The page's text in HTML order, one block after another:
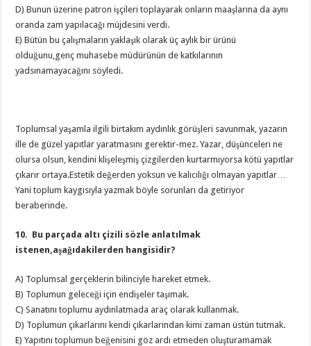
D) Bunun üzerine patron işçileri toplayarak onların maaşlarına da aynı
oranda zam yapılacağı müjdesini verdi.
E) Bütün bu çalışmaların yaklaşık olarak üç aylık bir ürünü
olduğunu,genç muhasebe müdürünün de katkılarının
yadsınamayacağını söyledi.
Toplumsal yaşamla ilgili birtakım aydınlık görüşleri savunmak, yazarın
ille de güzel yapıtlar yaratmasını gerektir-mez. Yazar, düşünceleri ne
olursa olsun, kendini klişeleşmiş çizgilerden kurtarmıyorsa kötü yapıtlar
çıkarır ortaya.Estetik değerden yoksun ve kalıcılığı olmayan yapıtlar…
Yani toplum kaygısıyla yazmak böyle sorunları da getiriyor
beraberinde.
10. Bu parçada altı çizili sözle anlatılmak
istenen,aşağıdakilerden hangisidir?
A) Toplumsal gerçeklerin bilinciyle hareket etmek.
B) Toplumun geleceği için endişeler taşımak.
C) Sanatını toplumu aydınlatmada araç olarak kullanmak.
D) Toplumun çıkarlarını kendi çıkarlarından kimi zaman üstün tutmak.
E) Yapıtını toplumun beğenisini göz ardı etmeden oluşturamamak